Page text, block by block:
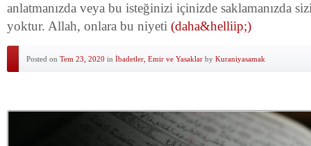
anlatmanızda veya bu isteğinizi içinizde saklamanızda
yoktur. Allah, onlara bu niyeti (daha&helliip;)
Posted on Tem 23, 2020 in İbadetler, Emir ve Yasaklar by Kuraniyasamak